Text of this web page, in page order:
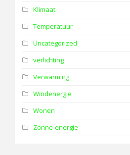
Klimaat
Temperatuur
Uncategorized
verlichting
Verwarming
Windenergie
Wonen
Zonne-energie